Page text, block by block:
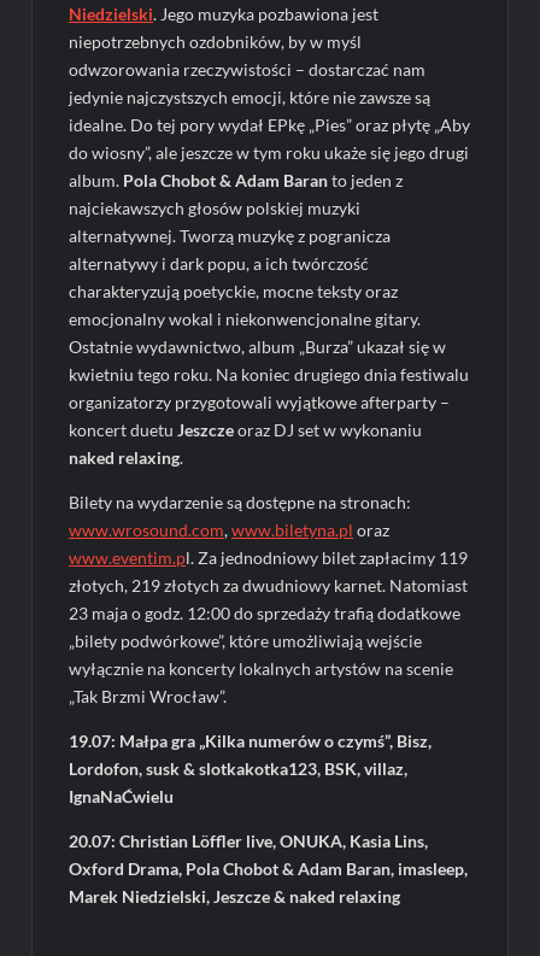
Niedzielski. Jego muzyka pozbawiona jest
niepotrzebnych ozdobników, by w myśl
odwzorowania rzeczywistości – dostarczać nam
jedynie najczystszych emocji, które nie zawsze są
idealne. Do tej pory wydał EPkę „Pies” oraz płytę „Aby
do wiosny”, ale jeszcze w tym roku ukaże się jego drugi
album. Pola Chobot & Adam Baranto jeden z
najciekawszych głosów polskiej muzyki
alternatywnej. Tworzą muzykę z pogranicza
alternatywy i dark popu, a ich twórczość
charakteryzują poetyckie, mocne teksty oraz
emocjonalny wokal i niekonwencjonalne gitary.
Ostatnie wydawnictwo, album „Burza” ukazał się w
kwietniu tego roku. Na koniec drugiego dnia festiwalu
organizatorzy przygotowali wyjątkowe afterparty –
koncert duetu Jeszczeoraz DJ set w wykonaniu
naked relaxing.
Bilety na wydarzenie są dostępne na stronach:
www.wrosound.com,www.biletyna.pl oraz
www.eventim.pl. Za jednodniowy bilet zapłacimy 119
złotych, 219 złotych za dwudniowy karnet. Natomiast
23 maja o godz. 12:00 do sprzedaży trafią dodatkowe
„bilety podwórkowe”, które umożliwiają wejście
wyłącznie na koncerty lokalnych artystów na scenie
„Tak Brzmi Wrocław”.
19.07: Małpa gra „Kilka numerów o czymś”, Bisz,
Lordofon, susk & slotkakotka123, BSK, villaz,
IgnaNaĆwielu
20.07: Christian Löffler live, ONUKA, Kasia Lins,
Oxford Drama, Pola Chobot & Adam Baran, imasleep,
Marek Niedzielski, Jeszcze & naked relaxing